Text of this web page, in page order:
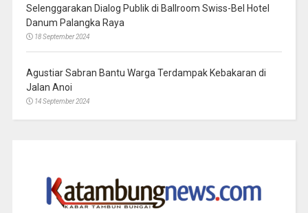
Selenggarakan Dialog Publik di Ballroom Swiss-Bel Hotel
Danum Palangka Raya
18 September 2024
Agustiar Sabran Bantu Warga Terdampak Kebakaran di
Jalan Anoi
14 September 2024